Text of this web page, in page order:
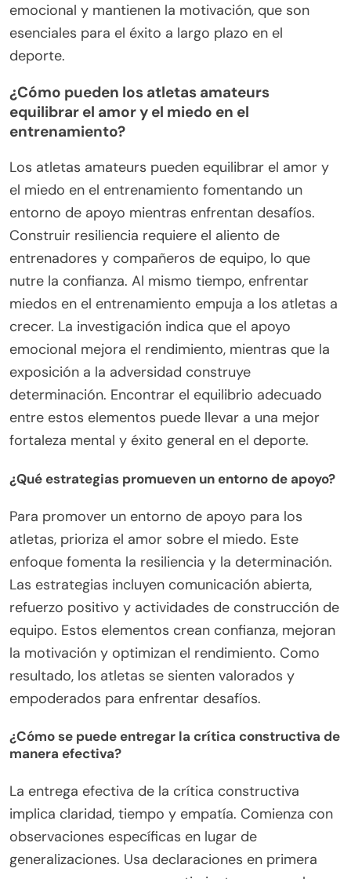
emocional y mantienen la motivación, que son
esenciales para el éxito a largo plazo en el
deporte.
¿Cómo pueden los atletas amateurs
equilibrar el amor y el miedo en el
entrenamiento?
Los atletas amateurs pueden equilibrar el amor y
el miedo en el entrenamiento fomentando un
entorno de apoyo mientras enfrentan desafíos.
Construir resiliencia requiere el aliento de
entrenadores y compañeros de equipo, lo que
nutre la confianza. Al mismo tiempo, enfrentar
miedos en el entrenamiento empuja a los atletas a
crecer. La investigación indica que el apoyo
emocional mejora el rendimiento, mientras que la
exposición a la adversidad construye
determinación. Encontrar el equilibrio adecuado
entre estos elementos puede llevar a una mejor
fortaleza mental y éxito general en el deporte.
¿Qué estrategias promueven un entorno de apoyo?
Para promover un entorno de apoyo para los
atletas, prioriza el amor sobre el miedo. Este
enfoque fomenta la resiliencia y la determinación.
Las estrategias incluyen comunicación abierta,
refuerzo positivo y actividades de construcción de
equipo. Estos elementos crean confianza, mejoran
la motivación y optimizan el rendimiento. Como
resultado, los atletas se sienten valorados y
empoderados para enfrentar desafíos.
¿Cómo se puede entregar la crítica constructiva de
manera efectiva?
La entrega efectiva de la crítica constructiva
implica claridad, tiempo y empatía. Comienza con
observaciones específicas en lugar de
generalizaciones. Usa declaraciones en primera